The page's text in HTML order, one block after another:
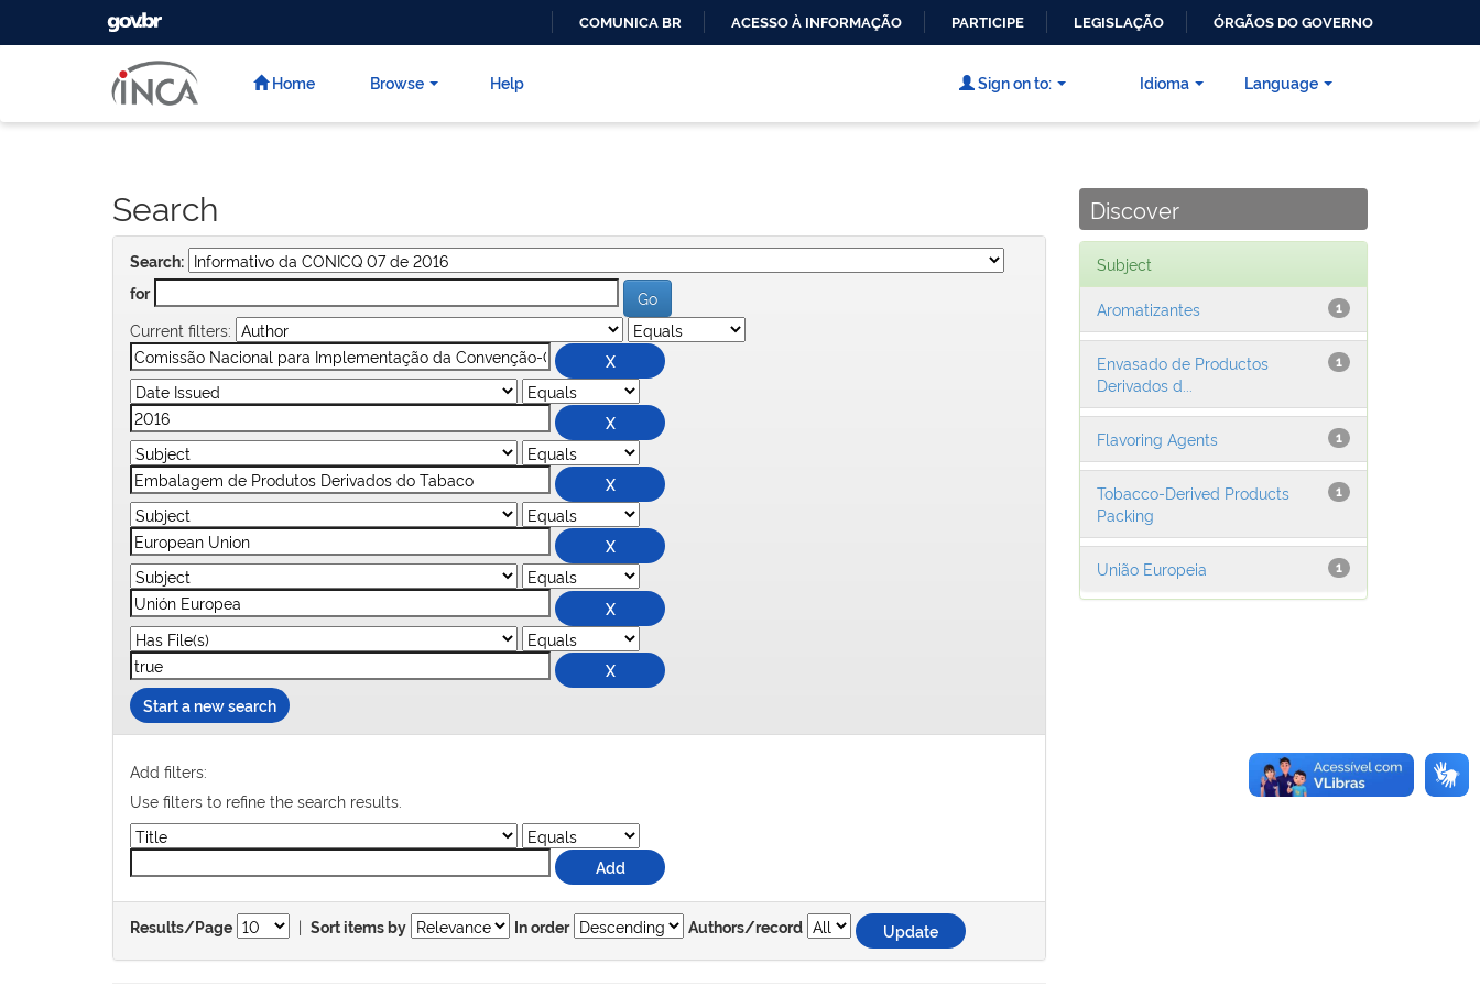
CONTEÚDO
GOVBR
COMUNICA BR ACESSO À INFORMAÇÃO PARTICIPE LEGISLAÇÃO ÓRGÃOS DO GOVERNO
Home Browse Help Language
Sign on to: Idioma
Search
Search:
for
Current filters:
Start a new search
Add filters:
Use filters to refine the search results.
Results/Page | Sort items by In order Authors/record
Discover
Subject
1
Aromatizantes
1
Envasado de Productos
Derivados d...
1
Flavoring Agents
1
Tobacco-Derived Products
Packing
1
União Europeia